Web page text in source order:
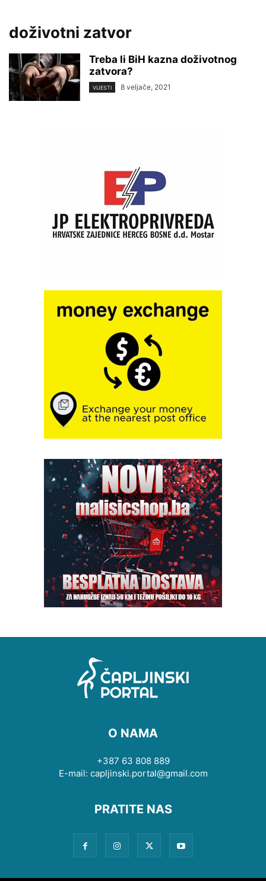
doživotni zatvor
Treba li BiH kazna doživotnog
zatvora?
VIJESTI 8 veljače, 2021
O NAMA
+387 63 808 889
E-mail: capljinski.portal@gmail.com
PRATITE NAS